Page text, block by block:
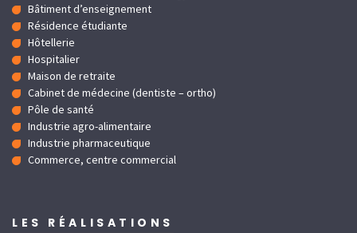
Bâtiment d’enseignement
Résidence étudiante
Hôtellerie
Hospitalier
Maison de retraite
Cabinet de médecine (dentiste – ortho)
Pôle de santé
Industrie agro-alimentaire
Industrie pharmaceutique
Commerce, centre commercial
LES RÉALISATIONS